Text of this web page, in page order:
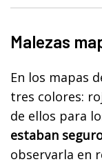
Malezas
En los mapas
tres colores:
de ellos para
estaban
observarla en